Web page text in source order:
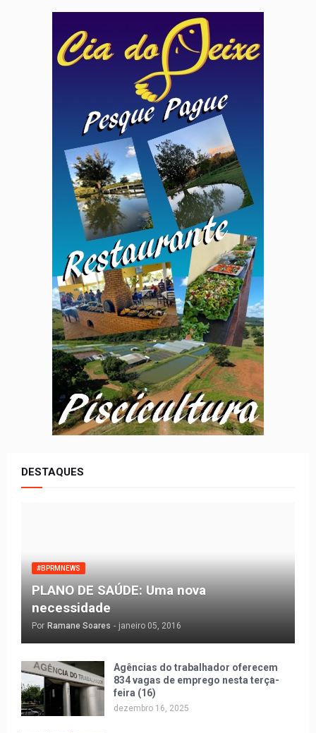
DESTAQUES
#BPRMNEWS
PLANO DE SAÚDE: Uma nova
necessidade
Por Ramane Soares - janeiro 05, 2016
Agências do trabalhador oferecem
834 vagas de emprego nesta terça-
feira (16)
dezembro 16, 2025